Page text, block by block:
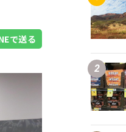
で送る